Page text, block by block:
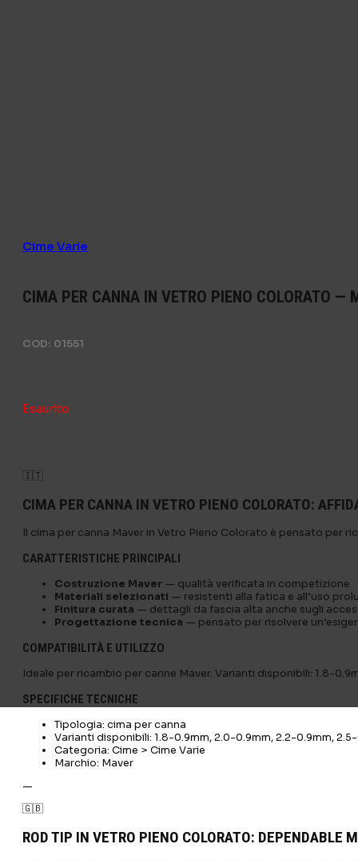
Cime Varie
CIMA PER CANNA IN VETRO PIENO COLORATO —
COD: 01551
Esaurito
🇮🇹
CIMA PER CANNA IN VETRO PIENO COLORATO:
Il cima per canna Maver in Vetro Pieno Colorato è pensato per
CARATTERISTICHE PRINCIPALI
Costruzione Maver — qualità verificata in competizione
Materiali selezionati — resistenti alla fatica e all’uso
Finitura curata — dettagli da fascia alta anche sugli
Progettazione tecnica — pensato per risolvere
COMPATIBILITÀ E UTILIZZO
Ideale per ricambio per canne Maver. Varianti disponibili: 1.8-
SPECIFICHE TECNICHE
Tipologia: cima per canna
Varianti disponibili: 1.8-0.9mm, 2.0-0.9mm, 2.2-0.9mm,
Categoria: Cime > Cime Varie
Marchio: Maver
—
🇬🇧
ROD TIP IN VETRO PIENO COLORATO: DEPENDABLE